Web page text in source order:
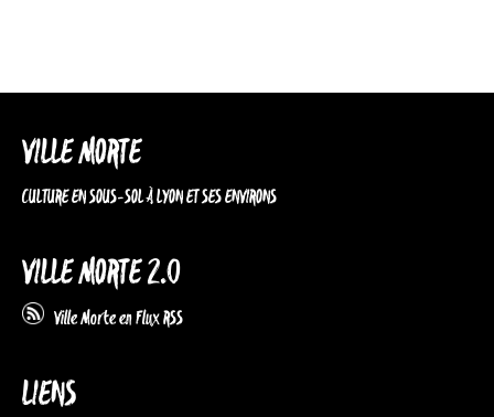
VILLE MORTE
CULTURE EN SOUS-SOL À LYON ET SES ENVIRONS
VILLE MORTE 2.0
Ville Morte en Flux RSS
LIENS